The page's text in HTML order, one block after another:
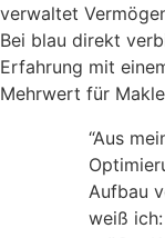
verwaltet
Bei blau direkt
Erfahrung mit
Mehrwert für
“Aus
Aufbau
weiß